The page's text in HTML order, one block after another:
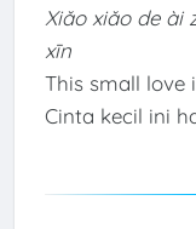
Xiǎo xiǎo de ài
xīn
This small love
Cinta kecil ini